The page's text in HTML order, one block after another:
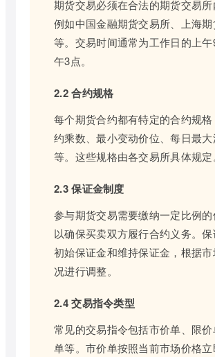
期货交易必须在合法的期货交易所
例如中国金融期货交易所、上海
等。交易时间通常为工作日的上
午3点。
2.2 合约规格
每个期货合约都有特定的合约规格
约乘数、最小变动价位、每日最
等。这些规格由各交易所具体规定
2.3 保证金制度
参与期货交易需要缴纳一定比例的
以确保买卖双方履行合约义务。
初始保证金和维持保证金，根据
况进行调整。
2.4 交易指令类型
常见的交易指令包括市价单、限价
单等。市价单按照当前市场价格立